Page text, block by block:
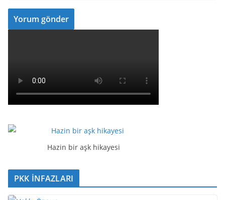
Hazin bir aşk hikayesi
PKK İNFAZLARI